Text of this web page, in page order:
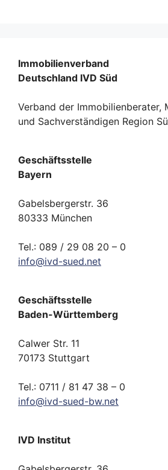
Immobilienverband
Deutschland IVD Süd
Verband der Immobilienberater,
und Sachverständigen Region
Geschäftsstelle
Bayern
Gabelsbergerstr. 36
80333 München
Tel.: 089 / 29 08 20 – 0
info@ivd-sued.net
Geschäftsstelle
Baden-Württemberg
Calwer Str. 11
70173 Stuttgart
Tel.: 0711 / 81 47 38 – 0
info@ivd-sued-bw.net
IVD Institut